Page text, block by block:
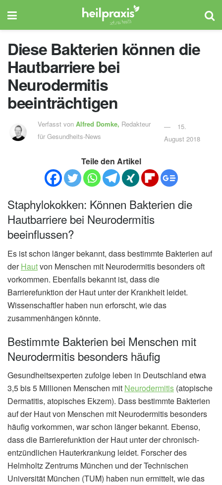
Diese Bakterien können die
Hautbarriere bei
Neurodermitis
beeinträchtigen
Verfasst von Alfred Domke, Redakteur
für Gesundheits-News
15.
August 2018
Teile den Artikel
Staphylokokken: Können Bakterien die
Hautbarriere bei Neurodermitis
beeinflussen?
Es ist schon länger bekannt, dass bestimmte Bakterien auf
derHautvon Menschen mit Neurodermitis besonders oft
vorkommen. Ebenfalls bekannt ist, dass die
Barrierefunktion der Haut unter der Krankheit leidet.
Wissenschaftler haben nun erforscht, wie das
zusammenhängen könnte.
Bestimmte Bakterien bei Menschen mit
Neurodermitis besonders häufig
Gesundheitsexperten zufolge leben in Deutschland etwa
3,5 bis 5 Millionen Menschen mit Neurodermitis (atopische
Dermatitis, atopisches Ekzem). Dass bestimmte Bakterien
auf der Haut von Menschen mit Neurodermitis besonders
häufig vorkommen, war schon länger bekannt. Ebenso,
dass die Barrierefunktion der Haut unter der chronisch-
entzündlichen Hauterkrankung leidet. Forscher des
Helmholtz Zentrums München und der Technischen
Universität München (TUM) haben nun ermittelt, wie das